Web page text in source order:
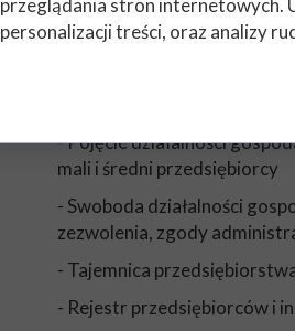
starannego działania,
2. Prawo gospodarcze
- Pojęcie działalności
mali i średni przedsiębiorcy
- Swoboda działalności
zezwolenia, zgody
- Tajemnica
- Rejestr przedsiębiorców i
personalizacji treści, oraz analizy